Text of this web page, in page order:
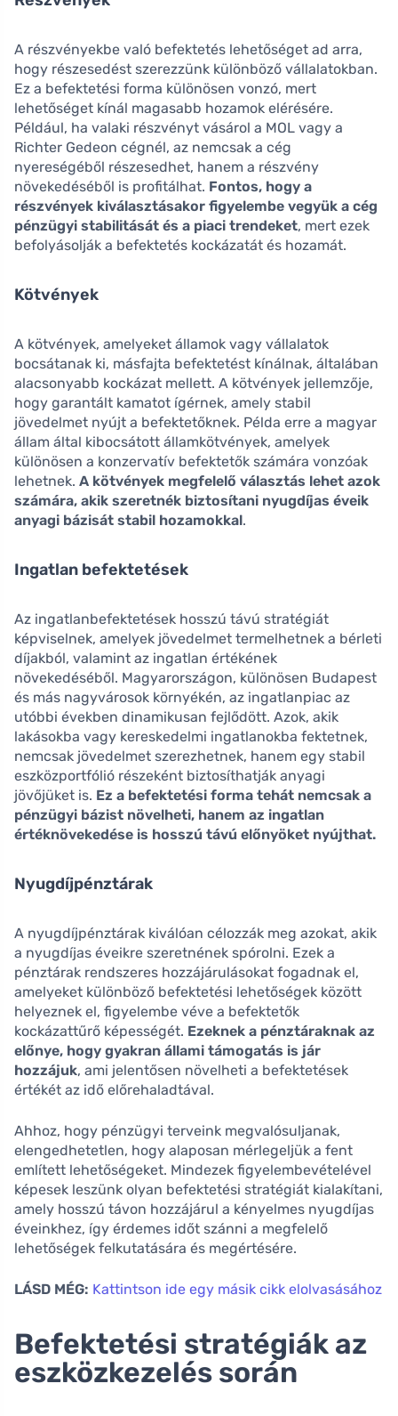
A részvényekbe való befektetés lehetőséget ad arra,
hogy részesedést szerezzünk különböző vállalatokban.
Ez a befektetési forma különösen vonzó, mert
lehetőséget kínál magasabb hozamok elérésére.
Például, ha valaki részvényt vásárol a MOL vagy a
Richter Gedeon cégnél, az nemcsak a cég
nyereségéből részesedhet, hanem a részvény
növekedéséből is profitálhat. Fontos, hogy a
részvények kiválasztásakor figyelembe vegyük a cég
pénzügyi stabilitását és a piaci trendeket, mert ezek
befolyásolják a befektetés kockázatát és hozamát.
Kötvények
A kötvények, amelyeket államok vagy vállalatok
bocsátanak ki, másfajta befektetést kínálnak, általában
alacsonyabb kockázat mellett. A kötvények jellemzője,
hogy garantált kamatot ígérnek, amely stabil
jövedelmet nyújt a befektetőknek. Példa erre a magyar
állam által kibocsátott államkötvények, amelyek
különösen a konzervatív befektetők számára vonzóak
lehetnek. A kötvények megfelelő választás lehet azok
számára, akik szeretnék biztosítani nyugdíjas éveik
anyagi bázisát stabil hozamokkal.
Ingatlan befektetések
Az ingatlanbefektetések hosszú távú stratégiát
képviselnek, amelyek jövedelmet termelhetnek a bérleti
díjakból, valamint az ingatlan értékének
növekedéséből. Magyarországon, különösen Budapest
és más nagyvárosok környékén, az ingatlanpiac az
utóbbi években dinamikusan fejlődött. Azok, akik
lakásokba vagy kereskedelmi ingatlanokba fektetnek,
nemcsak jövedelmet szerezhetnek, hanem egy stabil
eszközportfólió részeként biztosíthatják anyagi
jövőjüket is. Ez a befektetési forma tehát nemcsak a
pénzügyi bázist növelheti, hanem az ingatlan
értéknövekedése is hosszú távú előnyöket nyújthat.
Nyugdíjpénztárak
A nyugdíjpénztárak kiválóan célozzák meg azokat, akik
a nyugdíjas éveikre szeretnének spórolni. Ezek a
pénztárak rendszeres hozzájárulásokat fogadnak el,
amelyeket különböző befektetési lehetőségek között
helyeznek el, figyelembe véve a befektetők
kockázattűrő képességét. Ezeknek a pénztáraknak az
előnye, hogy gyakran állami támogatás is jár
hozzájuk, ami jelentősen növelheti a befektetések
értékét az idő előrehaladtával.
Ahhoz, hogy pénzügyi terveink megvalósuljanak,
elengedhetetlen, hogy alaposan mérlegeljük a fent
említett lehetőségeket. Mindezek figyelembevételével
képesek leszünk olyan befektetési stratégiát kialakítani,
amely hosszú távon hozzájárul a kényelmes nyugdíjas
éveinkhez, így érdemes időt szánni a megfelelő
lehetőségek felkutatására és megértésére.
LÁSD MÉG: Kattintson ide egy másik cikk elolvasásához
Befektetési stratégiák az
eszközkezelés során